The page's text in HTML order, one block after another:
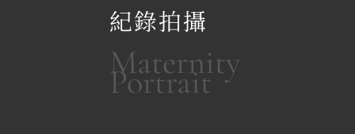
紀錄拍攝
Maternity
Portrait